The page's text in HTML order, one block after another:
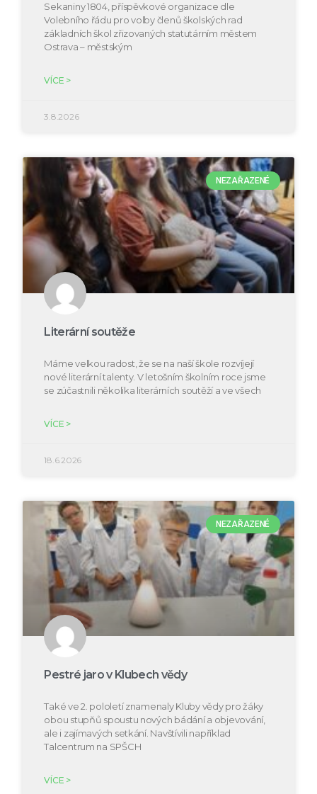
Sekaniny 1804, příspěvkové organizace dle
Volebního řádu pro volby členů školských rad
základních škol zřizovaných statutárním městem
Ostrava – městským
VÍCE >
3.8.2026
NEZAŘAZENÉ
Literární soutěže
Máme velkou radost, že se na naší škole rozvíjejí
nové literární talenty. V letošním školním roce jsme
se zúčastnili několika literárních soutěží a ve všech
VÍCE >
18.6.2026
NEZAŘAZENÉ
Pestré jaro v Klubech vědy
Také ve 2. pololetí znamenaly Kluby vědy pro žáky
obou stupňů spoustu nových bádání a objevování,
ale i zajímavých setkání. Navštívili například
Talcentrum na SPŠCH
VÍCE >